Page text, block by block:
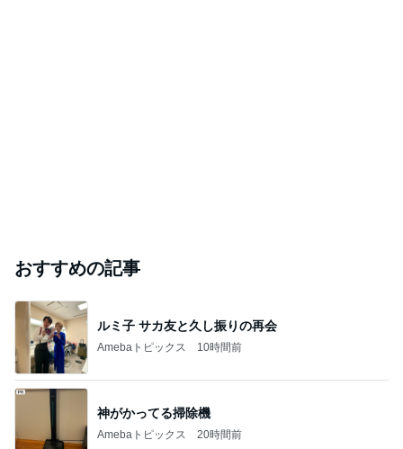
おすすめの記事
ルミ子 サカ友と久し振りの再会
Amebaトピックス 10時間前
神がかってる掃除機
Amebaトピックス 20時間前